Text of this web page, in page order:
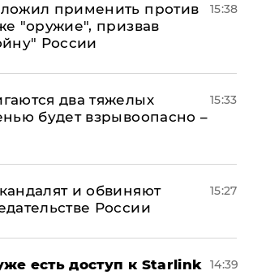
применить против
"оружие", призвав
России
15:38
два тяжелых
будет взрывоопасно –
15:33
и обвиняют
России
15:27
есть доступ к Starlink 14:39